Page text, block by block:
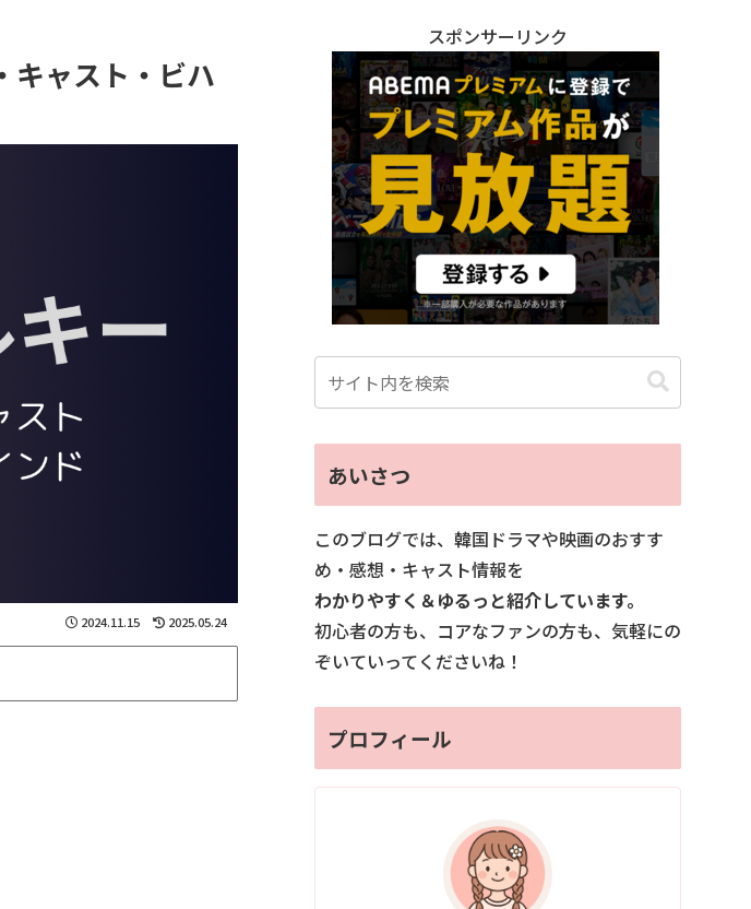
キャスト・ビハ
2024.11.15 2025.05.24
スポンサーリンク
あいさつ
このブログでは、韓国ドラマや映画のおすす
め・感想・キャスト情報を
わかりやすく＆ゆるっと紹介しています。
初心者の方も、コアなファンの方も、気軽にの
ぞいていってくださいね！
プロフィール